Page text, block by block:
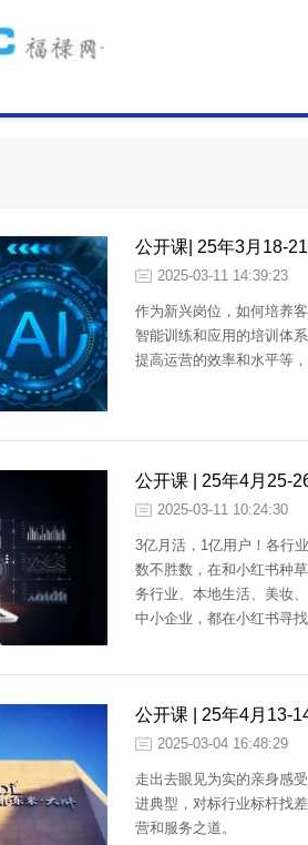
公开课| 25年3月18-
服）（初级）培训认
2025-03-11 14:39:23
作为新兴岗位，如何培养
智能训练和应用的培训体
提高运营的效率和水平等
公开课 | 25年4月25-
2025-03-11 10:24:30
3亿月活，1亿用户！各行
数不胜数，在和小红书种
务行业、本地生活、美妆
中小企业，都在小红书寻
走弯路，从小红书平台底
意增长。
公开课 | 25年4月13-
经营之道》
2025-03-04 16:48:29
走出去眼见为实的亲身感
进典型，对标行业标杆找
营和服务之道。